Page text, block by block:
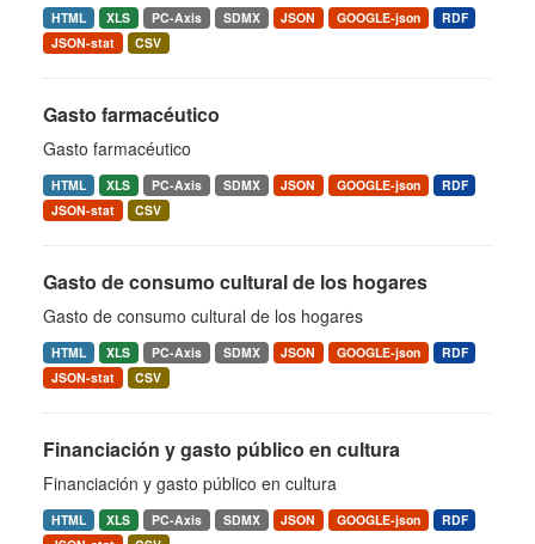
HTML XLS PC-Axis SDMX JSON GOOGLE-json
RDF
JSON-stat
CSV
Gasto farmacéutico
Gasto farmacéutico
HTML XLS PC-Axis SDMX JSON GOOGLE-json
RDF
JSON-stat
CSV
Gasto de consumo cultural de los hogares
Gasto de consumo cultural de los hogares
HTML XLS PC-Axis SDMX JSON GOOGLE-json
RDF
JSON-stat
CSV
Financiación y gasto público en cultura
Financiación y gasto público en cultura
HTML XLS PC-Axis SDMX JSON GOOGLE-json
RDF